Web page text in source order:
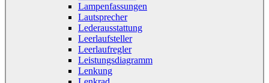
Lampenfassungen
Lautsprecher
Lederausstattung
Leerlaufsteller
Leerlaufregler
Leistungsdiagramm
Lenkung